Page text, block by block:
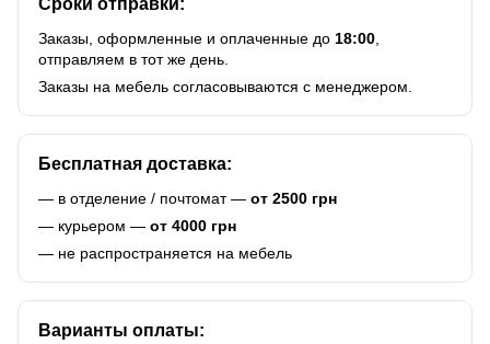
Заказы, оформленные и оплаченные до 18:00
отправляем в тот же день.
Заказы на мебель согласовываются с менеджером.
Бесплатная доставка:
— в отделение / почтомат — от 2500 грн
— курьером — от 4000 грн
— не распространяется на мебель
Варианты оплаты: